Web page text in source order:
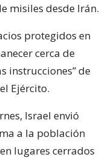
misiles desde Irán.
protegidos en
cerca de
instrucciones” de
Ejército.
Israel envió
a la población
lugares cerrados